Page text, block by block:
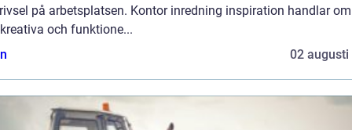
på arbetsplatsen. Kontor inredning inspiration handlar
och funktione...
02 augusti